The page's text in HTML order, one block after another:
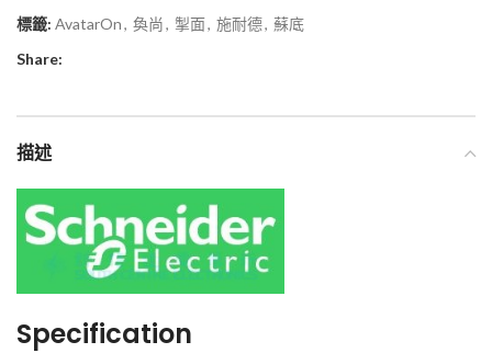
標籤: AvatarOn, 奐尚, 掣面, 施耐德, 蘇底
Share:
描述
Specification